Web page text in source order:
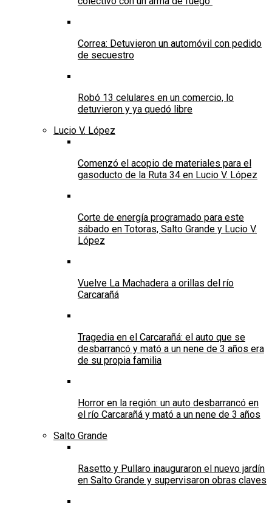
Correa: Detuvieron un automóvil con pedido
de secuestro
Robó 13 celulares en un comercio, lo
detuvieron y ya quedó libre
Lucio V. López
Comenzó el acopio de materiales para el
gasoducto de la Ruta 34 en Lucio V. López
Corte de energía programado para este
sábado en Totoras, Salto Grande y Lucio V.
López
Vuelve La Machadera a orillas del río
Carcarañá
Tragedia en el Carcarañá: el auto que se
desbarrancó y mató a un nene de 3 años era
de su propia familia
Horror en la región: un auto desbarrancó en
el río Carcarañá y mató a un nene de 3 años
Salto Grande
Rasetto y Pullaro inauguraron el nuevo jardín
en Salto Grande y supervisaron obras claves